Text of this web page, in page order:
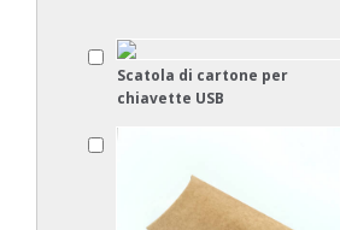
Scatola di cartone per
chiavette USB